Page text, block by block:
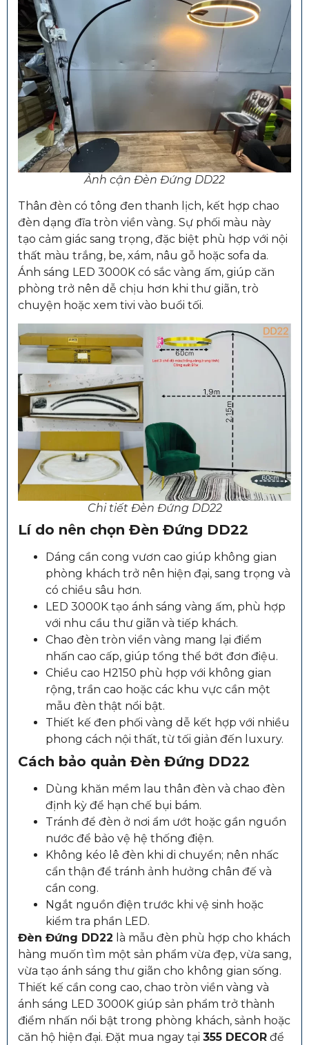
Ảnh cận Đèn Đứng DD22
Thân đèn có tông đen thanh lịch, kết hợp chao
đèn dạng đĩa tròn viền vàng. Sự phối màu này
tạo cảm giác sang trọng, đặc biệt phù hợp với nội
thất màu trắng, be, xám, nâu gỗ hoặc sofa da.
Ánh sáng LED 3000K có sắc vàng ấm, giúp căn
phòng trở nên dễ chịu hơn khi thư giãn, trò
chuyện hoặc xem tivi vào buổi tối.
Chi tiết Đèn Đứng DD22
Lí do nên chọn Đèn Đứng DD22
Dáng cần cong vươn cao giúp không gian
phòng khách trở nên hiện đại, sang trọng và
có chiều sâu hơn.
LED 3000K tạo ánh sáng vàng ấm, phù hợp
với nhu cầu thư giãn và tiếp khách.
Chao đèn tròn viền vàng mang lại điểm
nhấn cao cấp, giúp tổng thể bớt đơn điệu.
Chiều cao H2150 phù hợp với không gian
rộng, trần cao hoặc các khu vực cần một
mẫu đèn thật nổi bật.
Thiết kế đen phối vàng dễ kết hợp với nhiều
phong cách nội thất, từ tối giản đến luxury.
Cách bảo quản Đèn Đứng DD22
Dùng khăn mềm lau thân đèn và chao đèn
định kỳ để hạn chế bụi bám.
Tránh để đèn ở nơi ẩm ướt hoặc gần nguồn
nước để bảo vệ hệ thống điện.
Không kéo lê đèn khi di chuyển; nên nhấc
cẩn thận để tránh ảnh hưởng chân đế và
cần cong.
Ngắt nguồn điện trước khi vệ sinh hoặc
kiểm tra phần LED.
Đèn Đứng DD22 là mẫu đèn phù hợp cho khách
hàng muốn tìm một sản phẩm vừa đẹp, vừa sang,
vừa tạo ánh sáng thư giãn cho không gian sống.
Thiết kế cần cong cao, chao tròn viền vàng và
ánh sáng LED 3000K giúp sản phẩm trở thành
điểm nhấn nổi bật trong phòng khách, sảnh hoặc
căn hộ hiện đại. Đặt mua ngay tại 355 DECOR để